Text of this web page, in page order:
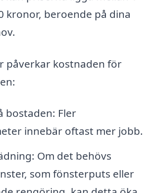
kronor, beroende på dina
påverkar kostnaden för
bostaden: Fler
innebär oftast mer jobb.
Om det behövs
som fönsterputs eller